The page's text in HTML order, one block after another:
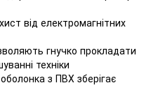
від електромагнітних
гнучко прокладати
техніки
з ПВХ зберігає